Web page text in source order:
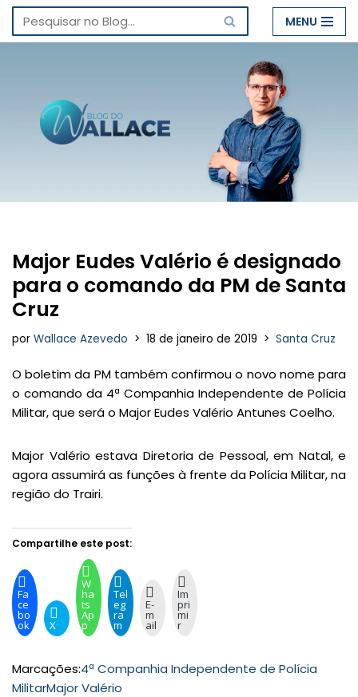
Pular
conteúdo
MENU
Major Eudes Valério é designado
para o comando da PM de Santa
Cruz
por Wallace Azevedo 18 de janeiro de 2019 Santa Cruz
O boletim da PM também confirmou o novo nome para
o comando da 4ª Companhia Independente de Polícia
Militar, que será o Major Eudes Valério Antunes Coelho.
Major Valério estava Diretoria de Pessoal, em Natal, e
agora assumirá as funções à frente da Polícia Militar, na
região do Trairi.
Compartilhe este post:
Fa
ce
bo
ok X
W
ha
ts
Ap
p
Tel
eg
ra
m
E-
m
ail
Im
pri
mi
r
Marcações:4ª Companhia Independente de Polícia
MilitarMajor Valério